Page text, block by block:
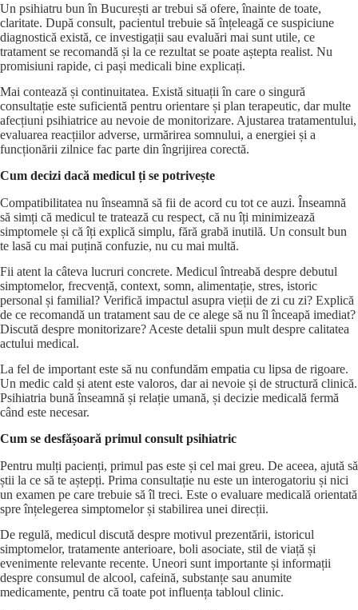
Un psihiatru bun în București ar trebui să ofere, înainte de toate,
claritate. După consult, pacientul trebuie să înțeleagă ce suspiciune
diagnostică există, ce investigații sau evaluări mai sunt utile, ce
tratament se recomandă și la ce rezultat se poate aștepta realist. Nu
promisiuni rapide, ci pași medicali bine explicați.
Mai contează și continuitatea. Există situații în care o singură
consultație este suficientă pentru orientare și plan terapeutic, dar multe
afecțiuni psihiatrice au nevoie de monitorizare. Ajustarea tratamentului,
evaluarea reacțiilor adverse, urmărirea somnului, a energiei și a
funcționării zilnice fac parte din îngrijirea corectă.
Cum decizi dacă medicul ți se potrivește
Compatibilitatea nu înseamnă să fii de acord cu tot ce auzi. Înseamnă
să simți că medicul te tratează cu respect, că nu îți minimizează
simptomele și că îți explică simplu, fără grabă inutilă. Un consult bun
te lasă cu mai puțină confuzie, nu cu mai multă.
Fii atent la câteva lucruri concrete. Medicul întreabă despre debutul
simptomelor, frecvență, context, somn, alimentație, stres, istoric
personal și familial? Verifică impactul asupra vieții de zi cu zi? Explică
de ce recomandă un tratament sau de ce alege să nu îl înceapă imediat?
Discută despre monitorizare? Aceste detalii spun mult despre calitatea
actului medical.
La fel de important este să nu confundăm empatia cu lipsa de rigoare.
Un medic cald și atent este valoros, dar ai nevoie și de structură clinică.
Psihiatria bună înseamnă și relație umană, și decizie medicală fermă
când este necesar.
Cum se desfășoară primul consult psihiatric
Pentru mulți pacienți, primul pas este și cel mai greu. De aceea, ajută să
știi la ce să te aștepți. Prima consultație nu este un interogatoriu și nici
un examen pe care trebuie să îl treci. Este o evaluare medicală orientată
spre înțelegerea simptomelor și stabilirea unei direcții.
De regulă, medicul discută despre motivul prezentării, istoricul
simptomelor, tratamente anterioare, boli asociate, stil de viață și
evenimente relevante recente. Uneori sunt importante și informații
despre consumul de alcool, cafeină, substanțe sau anumite
medicamente, pentru că toate pot influența tabloul clinic.